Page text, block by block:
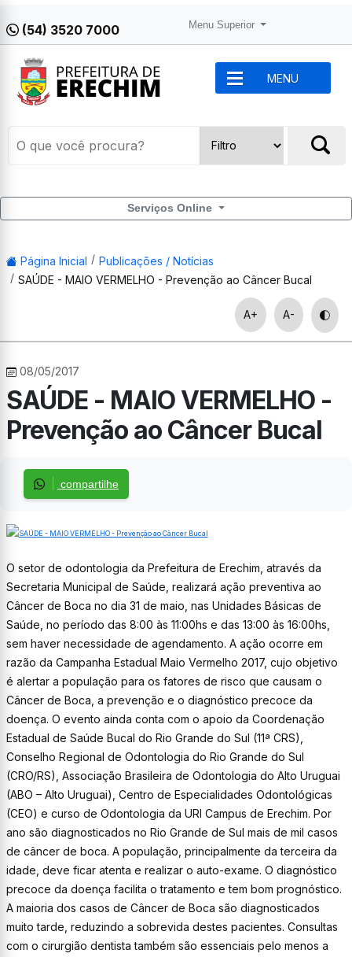
(54) 3520 7000 Menu Superior
MENU
Serviços Online
Página Inicial
Publicações / Notícias
SAÚDE - MAIO VERMELHO - Prevenção ao Câncer Bucal
A+ A-
08/05/2017
SAÚDE - MAIO VERMELHO -
Prevenção ao Câncer Bucal
compartilhe
O setor de odontologia da Prefeitura de Erechim, através da
Secretaria Municipal de Saúde, realizará ação preventiva ao
Câncer de Boca no dia 31 de maio, nas Unidades Básicas de
Saúde, no período das 8:00 às 11:00hs e das 13:00 às 16:00hs,
sem haver necessidade de agendamento. A ação ocorre em
razão da Campanha Estadual Maio Vermelho 2017, cujo objetivo
é alertar a população para os fatores de risco que causam o
Câncer de Boca, a prevenção e o diagnóstico precoce da
doença. O evento ainda conta com o apoio da Coordenação
Estadual de Saúde Bucal do Rio Grande do Sul (11ª CRS),
Conselho Regional de Odontologia do Rio Grande do Sul
(CRO/RS), Associação Brasileira de Odontologia do Alto Uruguai
(ABO – Alto Uruguai), Centro de Especialidades Odontológicas
(CEO) e curso de Odontologia da URI Campus de Erechim. Por
ano são diagnosticados no Rio Grande de Sul mais de mil casos
de câncer de boca. A população, principalmente da terceira da
idade, deve ficar atenta e realizar o auto-exame. O diagnóstico
precoce da doença facilita o tratamento e tem bom prognóstico.
A maioria dos casos de Câncer de Boca são diagnosticados
muito tarde, reduzindo a sobrevida destes pacientes. Consultas
com o cirurgião dentista também são essenciais pelo menos a